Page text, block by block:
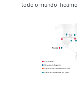
todo o mundo,